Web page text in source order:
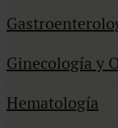
Ginecología y
Hematología